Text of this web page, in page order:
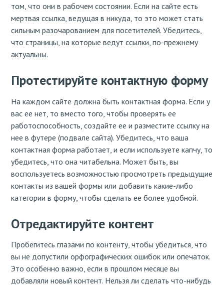
том, что они в рабочем состоянии. Если на сайте есть
мертвая ссылка, ведущая в никуда, то это может стать
сильным разочарованием для посетителей. Убедитесь,
что страницы, на которые ведут ссылки, по-прежнему
актуальны.
Протестируйте контактную форму
На каждом сайте должна быть контактная форма. Если у
вас ее нет, то вместо того, чтобы проверять ее
работоспособность, создайте ее и разместите ссылку на
нее в футере (подвале сайта). Убедитесь, что ваша
контактная форма работает, и если используете капчу, то
убедитесь, что она читабельна. Может быть, вы
воспользуетесь возможностью просмотреть предыдущие
контакты из вашей формы или добавить какие-либо
категории в форму, чтобы сделать ее более удобной.
Отредактируйте контент
Пробегитесь глазами по контенту, чтобы убедиться, что
вы не допустили орфографических ошибок или опечаток.
Это особенно важно, если в прошлом месяце вы
добавляли новый контент. Нельзя ли сделать что-нибудь